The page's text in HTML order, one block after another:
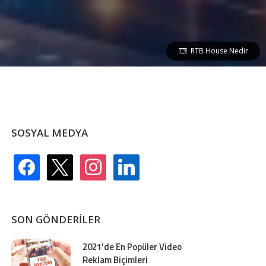
RTB House Nedir
SOSYAL MEDYA
facebook instagramlinkedin
SON GÖNDERILER
2021’de En Popüler Video
Reklam Biçimleri